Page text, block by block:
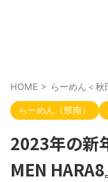
HOME > らーめん＜秋
らーめん（県南）
2023年の新
MEN